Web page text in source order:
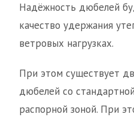
Надёжность дюбелей
качество удержания
ветровых нагрузках.
При этом существует
дюбелей со
распорной зоной. При